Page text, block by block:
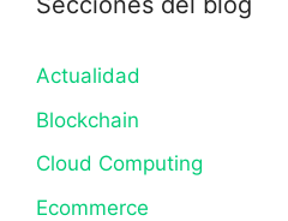
Actualidad
Blockchain
Cloud Computing
Ecommerce